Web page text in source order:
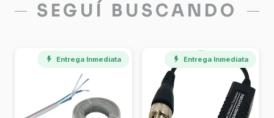
SEGUÍ BUSCANDO
Entrega Inmediata Entrega Inmediata